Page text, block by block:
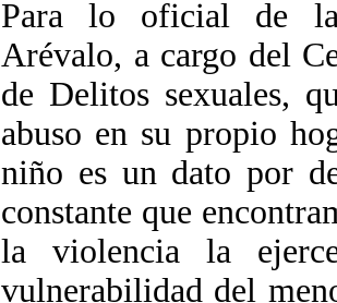
Para lo oficial de la
Arévalo, a cargo del
de Delitos sexuales,
abuso en su propio
niño es un dato por
constante que
la violencia la
vulnerabilidad del